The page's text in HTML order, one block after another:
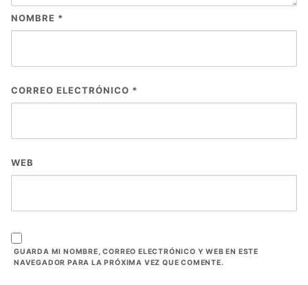
NOMBRE *
CORREO ELECTRÓNICO *
WEB
GUARDA MI NOMBRE, CORREO ELECTRÓNICO Y WEB EN ESTE
NAVEGADOR PARA LA PRÓXIMA VEZ QUE COMENTE.